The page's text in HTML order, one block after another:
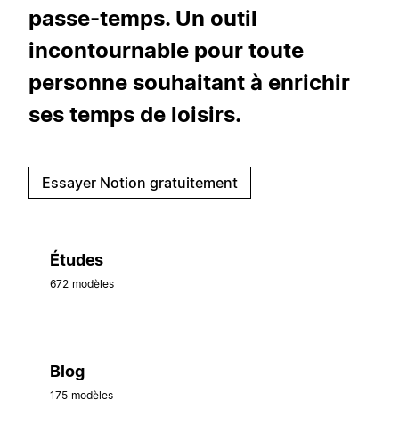
passe-temps. Un outil
incontournable pour toute
personne souhaitant à enrichir
ses temps de loisirs.
Essayer Notion gratuitement
Études
672 modèles
Blog
175 modèles